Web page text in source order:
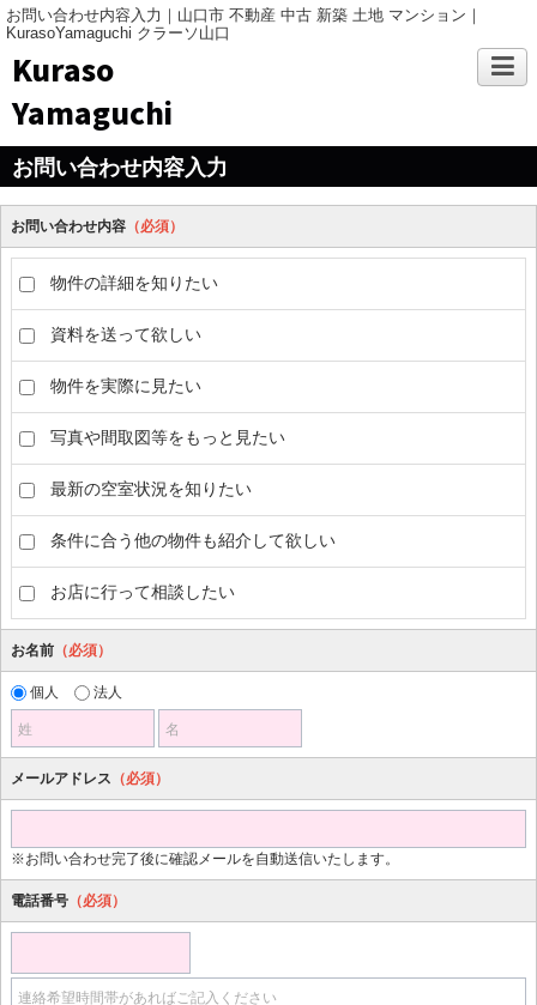
お問い合わせ内容入力｜山口市 不動産 中古 新築 土地 マンション｜
KurasoYamaguchi クラーソ山口
Kuraso
Yamaguchi
お問い合わせ内容入力
お問い合わせ内容 （必須）
物件の詳細を知りたい
資料を送って欲しい
物件を実際に見たい
写真や間取図等をもっと見たい
最新の空室状況を知りたい
条件に合う他の物件も紹介して欲しい
お店に行って相談したい
お名前 （必須）
個人 法人
姓 名
メールアドレス （必須）
※お問い合わせ完了後に確認メールを自動送信いたします。
電話番号 （必須）
連絡希望時間帯があればご記入ください